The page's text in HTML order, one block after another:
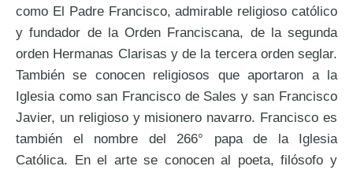
como El Padre Francisco, admirable religioso católico
y fundador de la Orden Franciscana, de la segunda
orden Hermanas Clarisas y de la tercera orden seglar.
También se conocen religiosos que aportaron a la
Iglesia como san Francisco de Sales y san Francisco
Javier, un religioso y misionero navarro. Francisco es
también el nombre del 266° papa de la Iglesia
Católica. En el arte se conocen al poeta, filósofo y